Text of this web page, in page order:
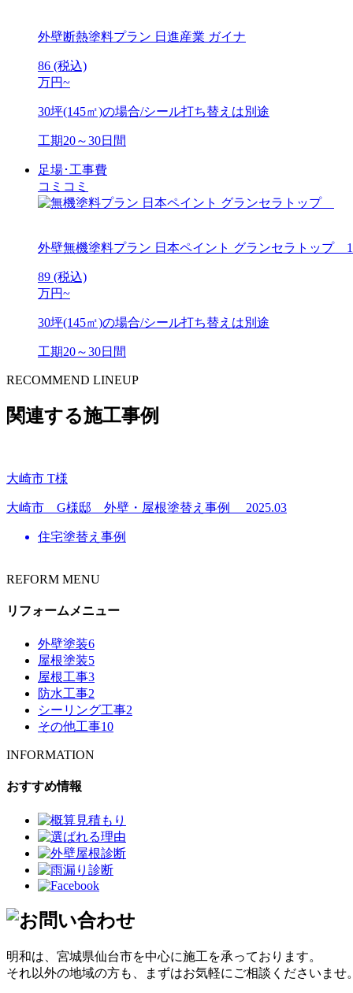
外壁断熱塗料プラン 日進産業 ガイナ
86 (税込)
万円~
30坪(145㎡)の場合/シール打ち替えは別途
工期20～30日間
足場･工事費
コミコミ
外壁無機塗料プラン 日本ペイント グランセラトップ
89 (税込)
万円~
30坪(145㎡)の場合/シール打ち替えは別途
工期20～30日間
RECOMMEND LINEUP
関連する施工事例
大崎市 T様
大崎市 G様邸 外壁・屋根塗替え事例 2025.03
住宅塗替え事例
REFORM MENU
リフォームメニュー
外壁塗装6
屋根塗装5
屋根工事3
防水工事2
シーリング工事2
その他工事10
INFORMATION
おすすめ情報
明和は、宮城県仙台市を中心に施工を承っております。
それ以外の地域の方も、まずはお気軽にご相談くださいませ